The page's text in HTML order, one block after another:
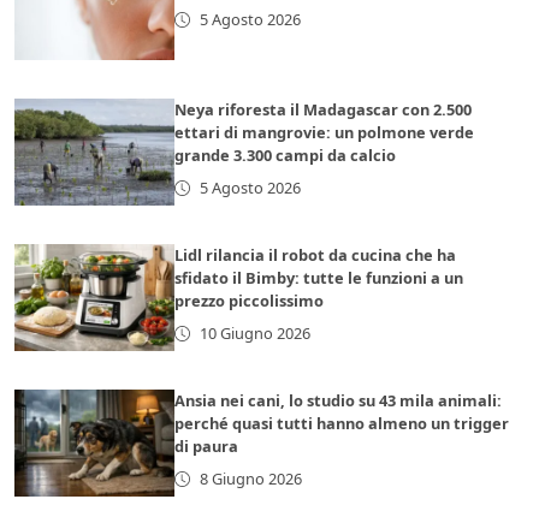
5 Agosto 2026
Neya riforesta il Madagascar con 2.500
ettari di mangrovie: un polmone verde
grande 3.300 campi da calcio
5 Agosto 2026
Lidl rilancia il robot da cucina che ha
sfidato il Bimby: tutte le funzioni a un
prezzo piccolissimo
10 Giugno 2026
Ansia nei cani, lo studio su 43 mila animali:
perché quasi tutti hanno almeno un trigger
di paura
8 Giugno 2026